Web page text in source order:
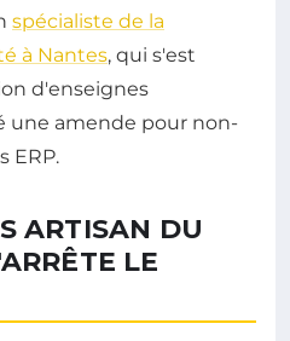
spécialiste de la
à Nantes, qui s'est
d'enseignes
une amende pour non-
ERP.
ARTISAN DU
LE